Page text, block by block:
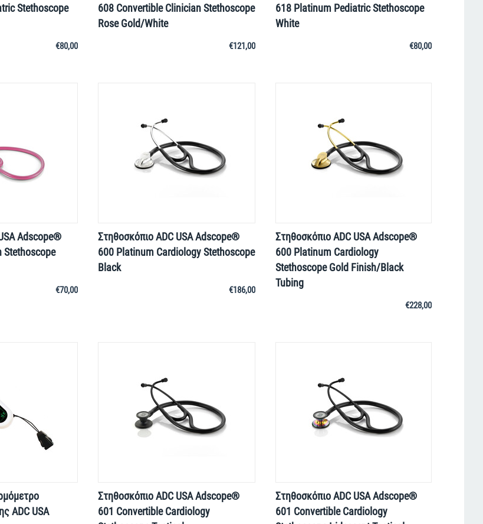
Stethoscope
€80,00
608 Convertible Clinician Stethoscope
Rose Gold/White
€121,00
618 Platinum Pediatric Stethoscope
White
€80,00
Adscope®
Stethoscope
€70,00
Στηθοσκόπιο ADC USA Adscope®
600 Platinum Cardiology Stethoscope
Black
€186,00
Στηθοσκόπιο ADC USA Adscope®
600 Platinum Cardiology
Stethoscope Gold Finish/Black
Tubing
€228,00
ADC USA
Στηθοσκόπιο ADC USA Adscope®
601 Convertible Cardiology
Στηθοσκόπιο ADC USA Adscope®
601 Convertible Cardiology